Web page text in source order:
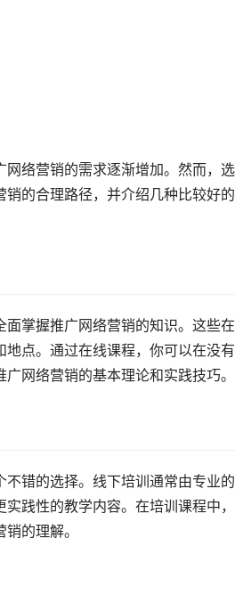
络营销的需求逐渐增加。然而，
的合理路径，并介绍几种比较好
掌握推广网络营销的知识。这些
点。通过在线课程，你可以在没
网络营销的基本理论和实践技巧。
错的选择。线下培训通常由专业
践性的教学内容。在培训课程中
的理解。